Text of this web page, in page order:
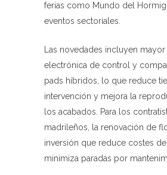
ferias como Mundo del
eventos sectoriales.
Las novedades incluyen mayor
electrónica de control y
pads híbridos, lo que reduce
intervención y mejora la
los acabados. Para los
madrileños, la renovación de
inversión que reduce costes
minimiza paradas por